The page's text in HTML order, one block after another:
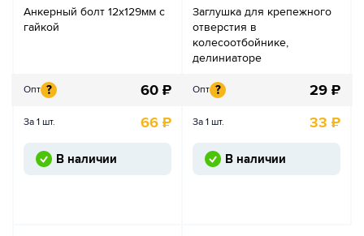
Анкерный болт 12х129мм с
гайкой
Опт ? 60 ₽
За 1 шт. 66 ₽
В наличии
Заглушка для крепежного
отверстия в
колесоотбойнике,
делиниаторе
Опт ? 29 ₽
За 1 шт. 33 ₽
В наличии